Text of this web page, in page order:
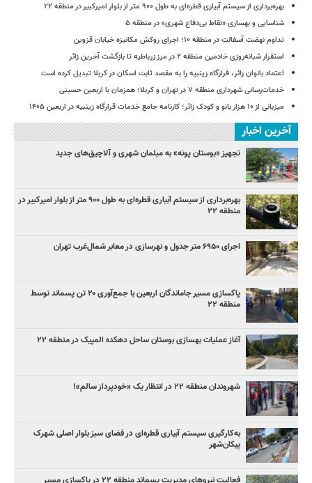
بهره‌برداری از سیستم آبیاری قطره‌ای به طول ۹۰۰ متر از بلوار امیرکبیر در منطقه ۲۲
شناسایی و بهسازی «نقاط بی‌دفاع شهری» در منطقه ۵
تداوم نهضت آسفالت در منطقه ۱۰؛ اجرای روکش مکانیزه خیابان قزوین
استقرار شبانه‌روزی خادمین منطقه ۲ در مرز زرباطیه تا بازگشت آخرین زائر
اعتماد بانوان زائر، قرارگاه زینبیه را به مقصد ثابت اسکان در کربلا تبدیل کرده است
خدمات‌رسانی شهرداری منطقه ۷ در تهران و کربلا؛ همزمان با اربعین حسینی
میزبانی از ۱۰ هزار بانو و کودک زائر؛ کارنامه جامع خدمات قرارگاه زینبیه در اربعین ۱۴۰۵
آخرین اخبار
تجهیز «بوستان پونه» به مبلمان شهری و آلاچیق‌های جدید
بهره‌برداری از سیستم آبیاری قطره‌ای به طول ۹۰۰ متر از بلوار امیرکبیر در
منطقه ۲۲
اجرای ۶۹۵۰ متر جدول و نهرسازی در معابر شمال‌غرب تهران
پاکسازی مسیر جاماندگان اربعین با جمع‌آوری ۲۰ تن پسماند توسط
منطقه ۲۲
آغاز عملیات بهسازی بوستان ساحل دهکده المپیک در منطقه ۲۲
شهروندان منطقه ۲۲ در انتظار یک «خودپرداز سالم»!
به‌کارگیری سیستم آبیاری قطره‌ای در فضای سبز بلوار اصلی شهرک
پیکان‌شهر